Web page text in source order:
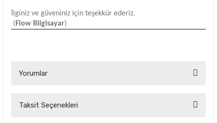
İlginiz ve güveniniz için teşekkür ederiz.
( Flow Bilgisayar)
Yorumlar
Bu ürüne ilk yorumu siz yapın!
Taksit Seçenekleri